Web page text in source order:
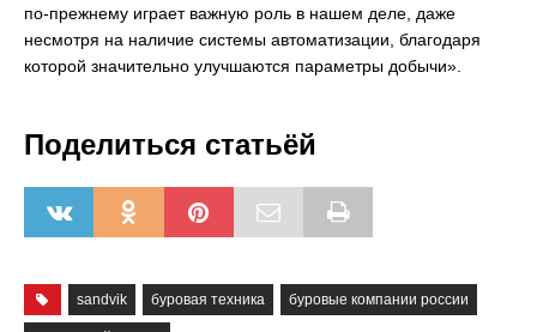
по-прежнему играет важную роль в нашем деле, даже
несмотря на наличие системы автоматизации, благодаря
которой значительно улучшаются параметры добычи».
Поделиться статьёй
sandvik буровая техника буровые компании россии